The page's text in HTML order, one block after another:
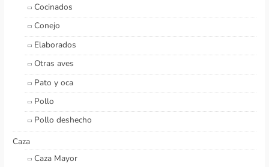
Cocinados
Conejo
Elaborados
Otras aves
Pato y oca
Pollo
Pollo deshecho
Caza
Caza Mayor